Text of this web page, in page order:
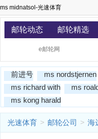
ms midnatsol-光速体育
邮轮动态 邮轮精选
前进号 ms nordstjernen
ms richard with
ms
ms kong harald
光速体育 > 邮轮公司 > 海